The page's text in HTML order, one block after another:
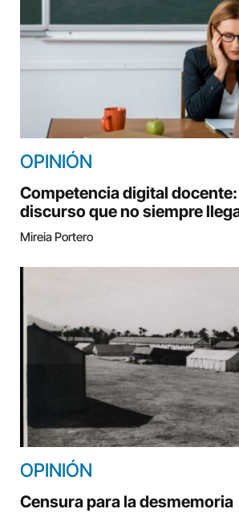
OPINIÓN
Competencia digital
discurso que no siempre
Mireia Portero
OPINIÓN
Censura para la desmemoria